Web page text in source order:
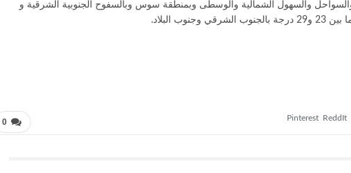
والسهول الشمالية والوسطى وبمنطقة سوس وبالسفوح الجنوبية الشرقية و
البلاد.
0 ReddIt
Pinterest